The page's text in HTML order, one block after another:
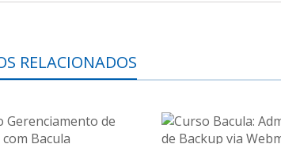
RELACIONADOS